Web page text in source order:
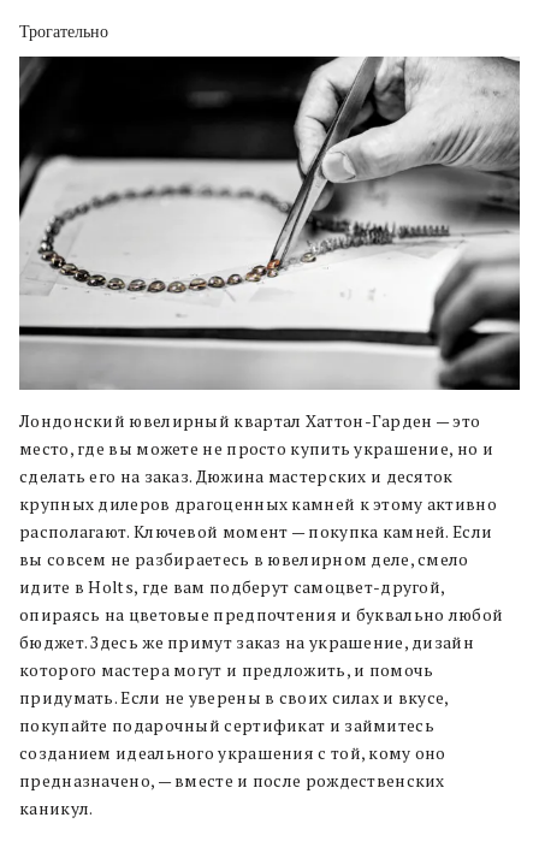
Трогательно
Лондонский ювелирный квартал Хаттон-Гарден — это
место, где вы можете не просто купить украшение, но и
сделать его на заказ. Дюжина мастерских и десяток
крупных дилеров драгоценных камней к этому активно
располагают. Ключевой момент — покупка камней. Если
вы совсем не разбираетесь в ювелирном деле, смело
идите в Holts, где вам подберут самоцвет-другой,
опираясь на цветовые предпочтения и буквально любой
бюджет. Здесь же примут заказ на украшение, дизайн
которого мастера могут и предложить, и помочь
придумать. Если не уверены в своих силах и вкусе,
покупайте подарочный сертификат и займитесь
созданием идеального украшения с той, кому оно
предназначено, — вместе и после рождественских
каникул.